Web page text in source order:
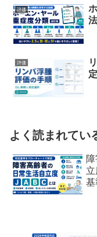
評価
評価
よく読まれてい